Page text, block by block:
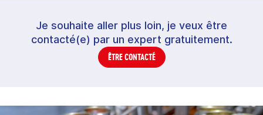
Je souhaite aller plus loin, je veux être
contacté(e) par un expert gratuitement.
ÊTRE CONTACTÉ